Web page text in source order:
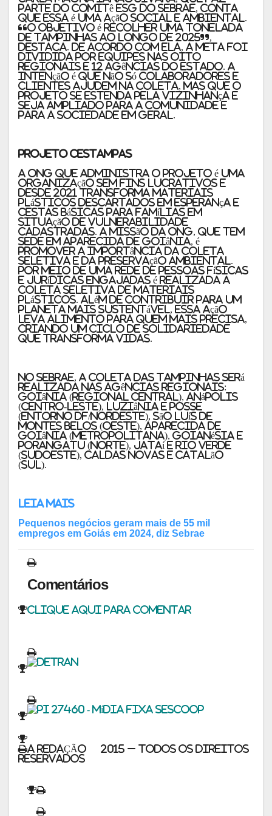
parte do Comitê ESG do Sebrae, conta
que essa é uma ação social e ambiental.
“O objetivo é recolher uma tonelada
de tampinhas ao longo de 2025”,
destaca. De acordo com ela, a meta foi
dividida por equipes nas oito
Regionais e 12 agências do estado. A
intenção é que não só colaboradores e
clientes ajudem na coleta, mas que o
projeto se estenda pela vizinhança e
seja ampliado para a comunidade e
para a sociedade em geral.
Projeto Cestampas
A ONG que administra o projeto é uma
organização sem fins lucrativos e
desde 2021 transforma materiais
plásticos descartados em esperança e
cestas básicas para famílias em
situação de vulnerabilidade
cadastradas. A missão da ONG, que tem
sede em Aparecida de Goiânia, é
promover a importância da coleta
seletiva e da preservação ambiental.
Por meio de uma rede de pessoas físicas
e jurídicas engajadas é realizada a
coleta seletiva de materiais
plásticos. Além de contribuir para um
planeta mais sustentável, essa ação
leva alimento para quem mais precisa,
criando um ciclo de solidariedade
que transforma vidas.
No Sebrae, a coleta das tampinhas será
realizada nas agências regionais:
Goiânia (Regional Central), Anápolis
(Centro-Leste), Luziânia e Posse
(Entorno DF/Nordeste), São Luís de
Montes Belos (Oeste), Aparecida de
Goiânia (Metropolitana), Goianésia e
Porangatu (Norte), Jataí e Rio Verde
(Sudoeste), Caldas Novas e Catalão
(Sul).
Leia mais
Pequenos negócios geram mais de 55 mil
empregos em Goiás em 2024, diz Sebrae
Comentários
Clique aqui para comentar
A REDAÇÃO © 2015 – Todos os direitos
reservados